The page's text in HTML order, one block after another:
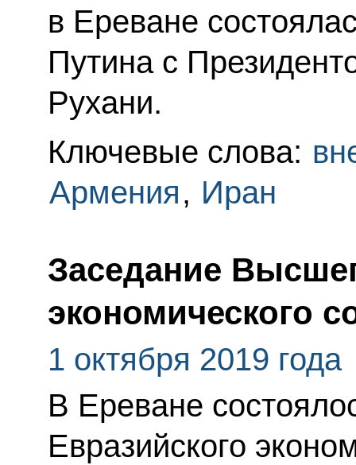
в Ереване
Путина с
Рухани.
Ключевые слова:
Армения, Иран
Заседание
экономического
1 октября 2019 года
В Ереване
Евразийского